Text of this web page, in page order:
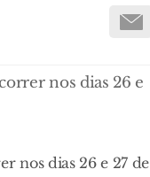
nos dias 26 e
nos dias 26 e 27 de